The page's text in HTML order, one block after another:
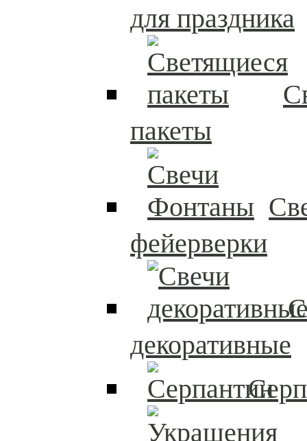
для праздника
пакеты
фейерверки
декоративные